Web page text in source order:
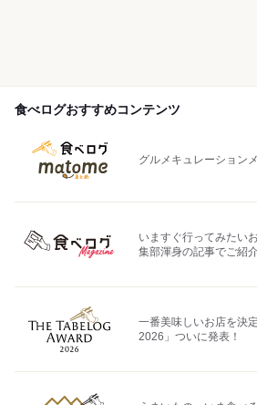
食べログおすすめコンテンツ
グルメキュレーション
いますぐ行ってみたい
集部渾身の記事でご紹介
一番美味しいお店を決
2026」ついに発表！